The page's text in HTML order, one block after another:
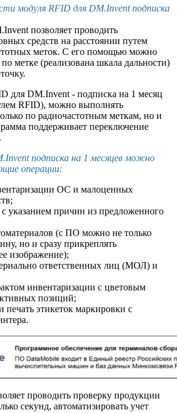
модуля RFID для DM.Invent подписка
позволяет проводить
средств на расстоянии путем
меток. С его помощью можно
метке (реализована шкала дальности)
для DM.Invent - подписка на 1 месяц
RFID), можно выполнять
по радиочастотным меткам, но и
поддерживает переключение
подписка на 1 месяцев можно
операции:
ОС и малоценных
с указанием причин из предложенного
(с ПО можно не только
но и сразу прикреплять
изображение);
ответственных лиц (МОЛ) и
инвентаризации с цветовым
позиций;
печать этикеток маркировки с
проводить проверку продукции
секунд, автоматизировать учет